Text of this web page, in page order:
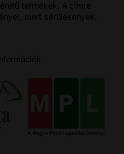
termékek. A címre
mert sérülékenyek,